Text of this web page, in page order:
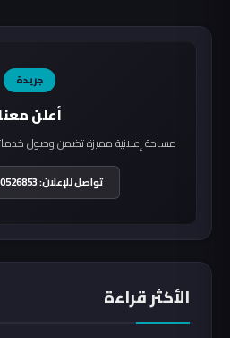
جريدة
أعلن معنا
مساحة إعلانية مميزة تضمن وصول
تواصل للإعلان: 009647700526853
الأكثر قراءة